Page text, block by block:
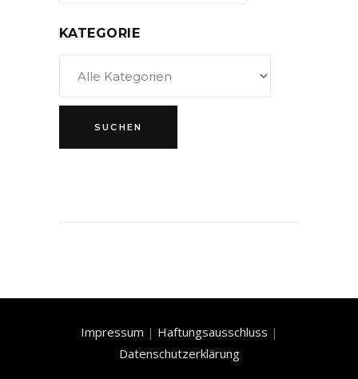
KATEGORIE
Impressum | Haftungsausschluss |
Datenschutzerklärung